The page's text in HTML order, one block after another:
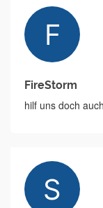
FireStorm
hilf uns doch